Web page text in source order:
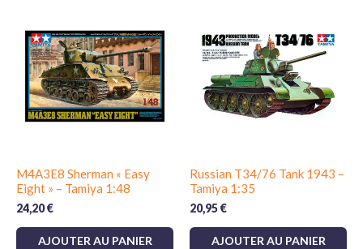
M4A3E8 Sherman « Easy
Eight » – Tamiya 1:48
24,20€
AJOUTER AU PANIER
Russian T34/76 Tank 1943 –
Tamiya 1:35
20,95€
AJOUTER AU PANIER